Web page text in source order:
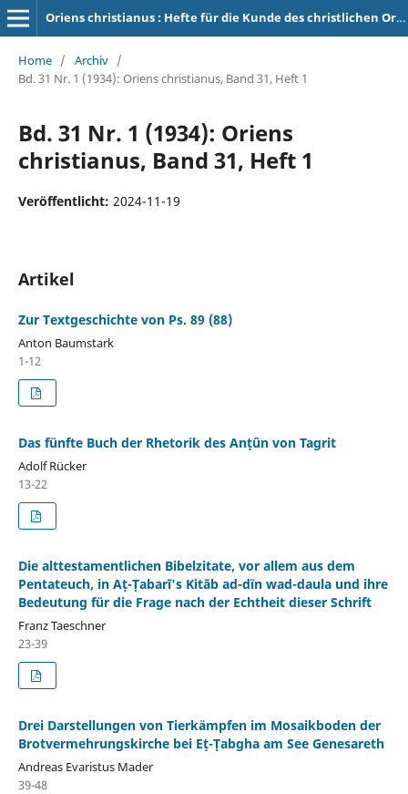
Oriens christianus : Hefte für die Kunde des christlichen Orients
Home / Archiv /
Bd. 31 Nr. 1 (1934): Oriens christianus, Band 31, Heft 1
Bd. 31 Nr. 1 (1934): Oriens
christianus, Band 31, Heft 1
Veröffentlicht: 2024-11-19
Artikel
Zur Textgeschichte von Ps. 89 (88)
Anton Baumstark
1-12
Das fünfte Buch der Rhetorik des Anṭûn von Tagrit
Adolf Rücker
13-22
Die alttestamentlichen Bibelzitate, vor allem aus dem
Pentateuch, in Aṭ-Ṭabarī's Kitāb ad-dïn wad-daula und ihre
Bedeutung für die Frage nach der Echtheit dieser Schrift
Franz Taeschner
23-39
Drei Darstellungen von Tierkämpfen im Mosaikboden der
Brotvermehrungskirche bei Eṭ-Ṭabgha am See Genesareth
Andreas Evaristus Mader
39-48